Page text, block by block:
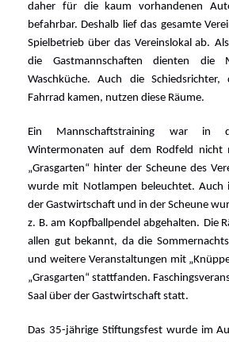
daher für die kaum vorhandenen
befahrbar. Deshalb lief das gesamte
Spielbetrieb über das Vereinslokal ab.
die Gastmannschaften dienten die
Waschküche. Auch die
Fahrrad kamen, nutzen diese Räume.
Ein Mannschaftstraining war in
Wintermonaten auf dem Rodfeld nicht
„Grasgarten“ hinter der Scheune des
wurde mit Notlampen beleuchtet. Auch
der Gastwirtschaft und in der Scheune
z. B. am Kopfballpendel abgehalten. Die
allen gut bekannt, da die
und weitere Veranstaltungen mit
„Grasgarten“ stattfanden.
Saal über der Gastwirtschaft statt.
Das 35-jährige Stiftungsfest wurde im